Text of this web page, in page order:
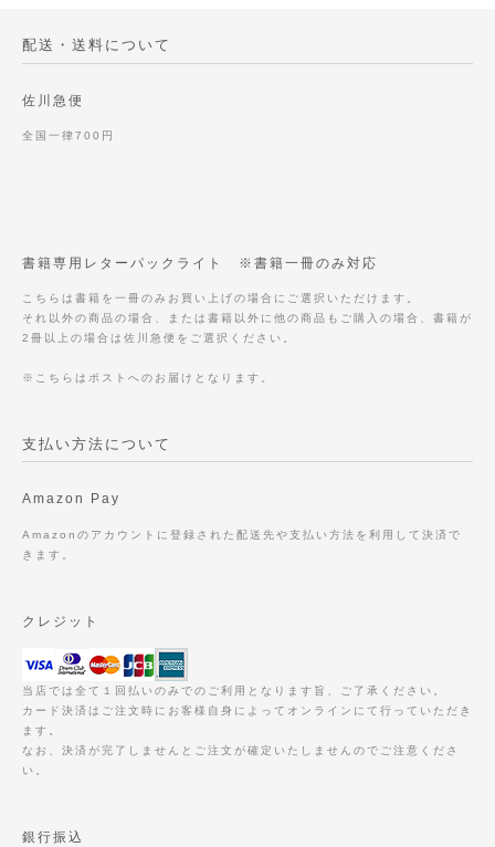
配送・送料について
佐川急便
全国一律700円
書籍専用レターパックライト ※書籍一冊のみ対応
こちらは書籍を一冊のみお買い上げの場合にご選択いただけます。
それ以外の商品の場合、または書籍以外に他の商品もご購入の場合、書籍が
2冊以上の場合は佐川急便をご選択ください。
※こちらはポストへのお届けとなります。
支払い方法について
Amazon Pay
Amazonのアカウントに登録された配送先や支払い方法を利用して決済で
きます。
クレジット
当店では全て１回払いのみでのご利用となります旨、ご了承ください。
カード決済はご注文時にお客様自身によってオンラインにて行っていただき
ます。
なお、決済が完了しませんとご注文が確定いたしませんのでご注意くださ
い。
銀行振込